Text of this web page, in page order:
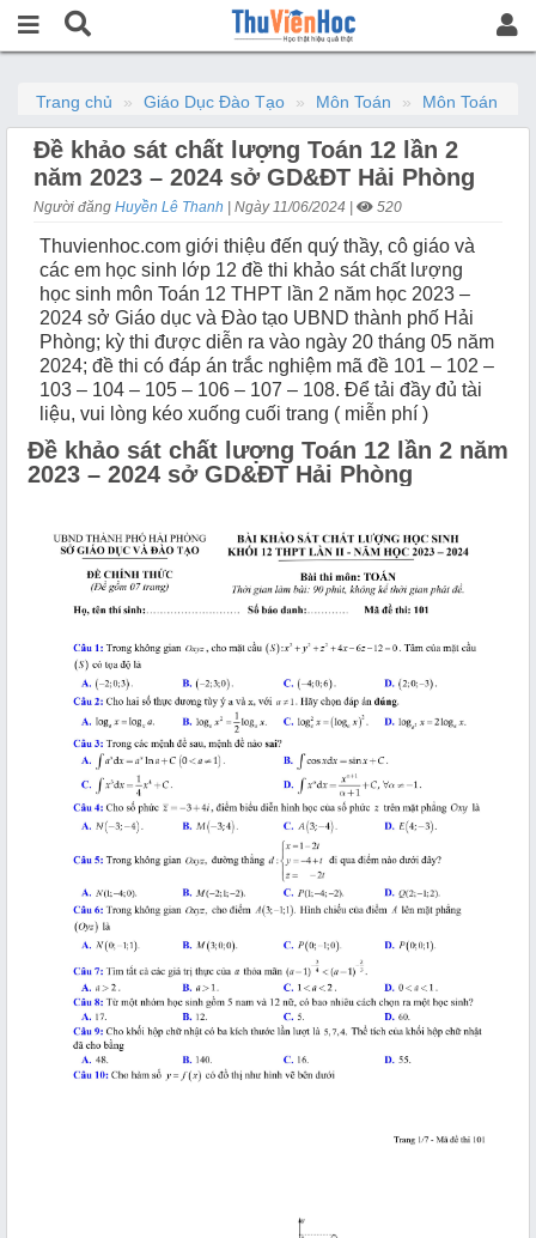
Trang chủ Giáo Dục Đào Tạo Môn Toán Môn Toán
Đề khảo sát chất lượng Toán 12 lần 2
năm 2023 – 2024 sở GD&ĐT Hải Phòng
Người đăng Huyền Lê Thanh | Ngày 11/06/2024 | 520
Thuvienhoc.com giới thiệu đến quý thầy, cô giáo và
các em học sinh lớp 12 đề thi khảo sát chất lượng
học sinh môn Toán 12 THPT lần 2 năm học 2023 –
2024 sở Giáo dục và Đào tạo UBND thành phố Hải
Phòng; kỳ thi được diễn ra vào ngày 20 tháng 05 năm
2024; đề thi có đáp án trắc nghiệm mã đề 101 – 102 –
103 – 104 – 105 – 106 – 107 – 108. Để tải đầy đủ tài
liệu, vui lòng kéo xuống cuối trang ( miễn phí )
Đề khảo sát chất lượng Toán 12 lần 2 năm
2023 – 2024 sở GD&ĐT Hải Phòng